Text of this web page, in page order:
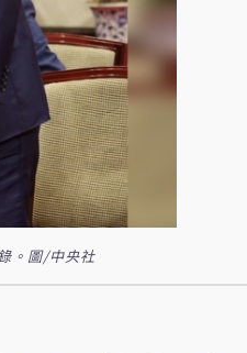
。圖/中央社